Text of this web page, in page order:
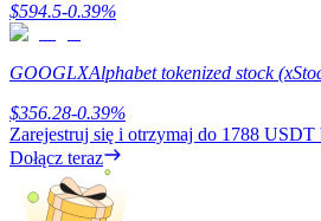
Exclusive for BitMart Users
$594.5-0.39%
GOOGLXAlphabet tokenized stock
$356.28-0.39%
Zarejestruj się i otrzymaj do 1788 USDT
Dołącz teraz